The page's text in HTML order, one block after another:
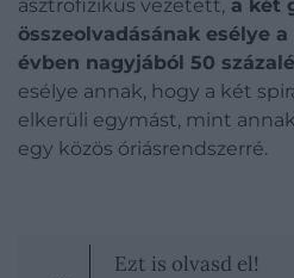
asztrofizikus vezetett, a két
összeolvadásának esélye
évben nagyjából 50
esélye annak, hogy a két
elkerüli egymást, mint
egy közös óriásrendszerré.
Ezt is olvasd el!